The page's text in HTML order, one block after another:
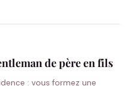
de père en fils
: vous formez une